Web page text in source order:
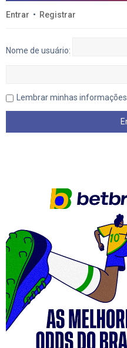
Entrar • Registrar
Nome de usuário:
Lembrar minhas informações